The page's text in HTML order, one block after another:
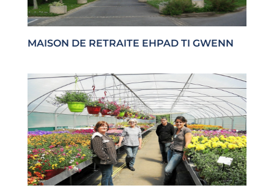
MAISON DE RETRAITE EHPAD TI GWENN